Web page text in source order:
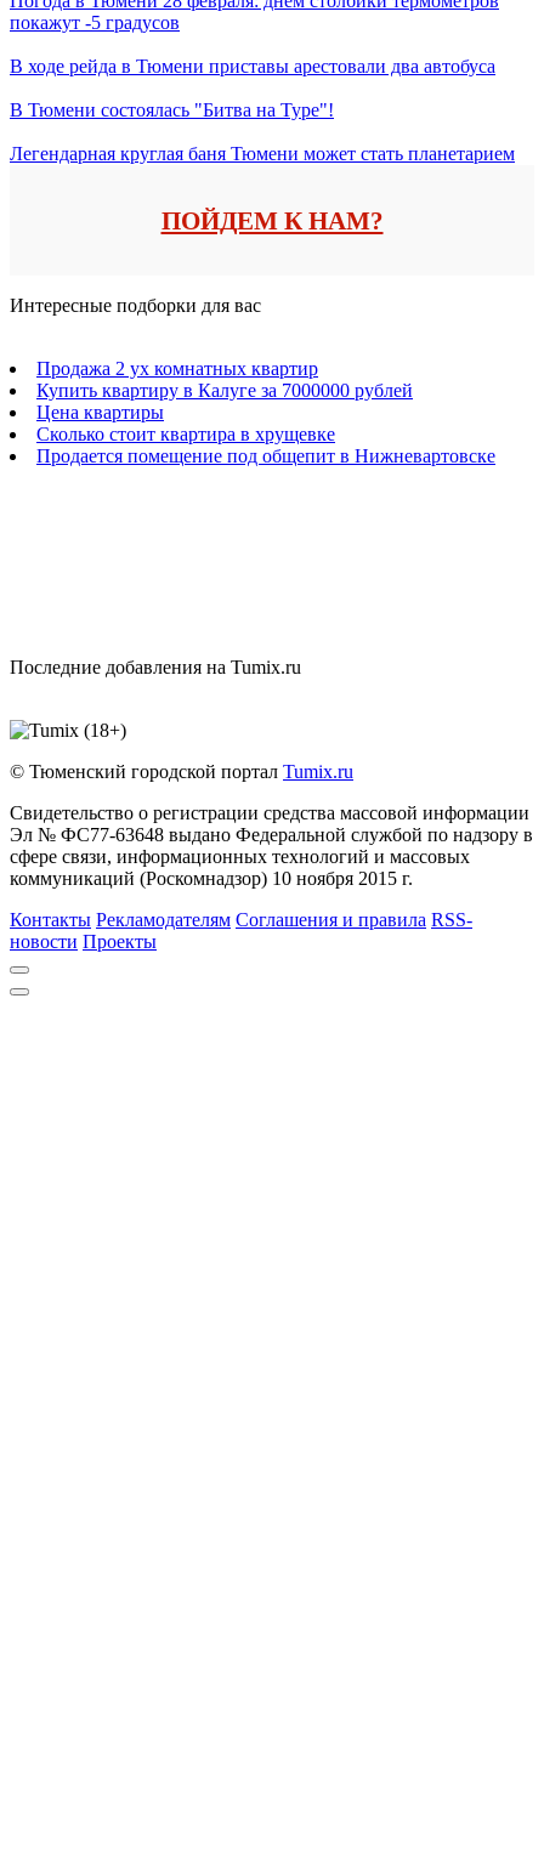
покажут -5 градусов
В ходе рейда в Тюмени приставы арестовали два автобуса
В Тюмени состоялась "Битва на Туре"!
Легендарная круглая баня Тюмени может стать планетарием
ПОЙДЕМ К НАМ?
Интересные подборки для вас
Продажа 2 ух комнатных квартир
Купить квартиру в Калуге за 7000000 рублей
Цена квартиры
Сколько стоит квартира в хрущевке
Продается помещение под общепит в Нижневартовске
Последние добавления на Tumix.ru
© Тюменский городской портал Tumix.ru
Свидетельство о регистрации средства массовой информации
Эл № ФС77-63648 выдано Федеральной службой по надзору в
сфере связи, информационных технологий и массовых
коммуникаций (Роскомнадзор) 10 ноября 2015 г.
Контакты Рекламодателям Соглашения и правила RSS-
новости Проекты